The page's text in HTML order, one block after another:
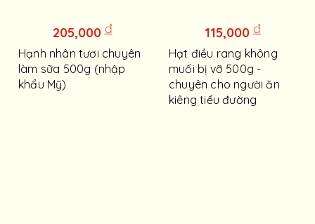
205,000 đ
Hạnh nhân tươi chuyên
làm sữa 500g (nhập
khẩu Mỹ)
115,000 đ
Hạt điều rang không
muối bị vỡ 500g -
chuyên cho người ăn
kiêng tiểu đường